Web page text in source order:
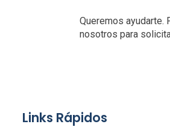
Queremos ayudarte.
nosotros para
Links Rápidos